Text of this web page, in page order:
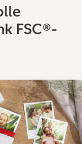
FSC®-